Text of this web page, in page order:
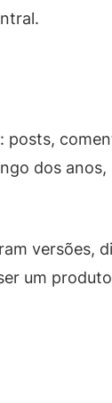
posts,
dos anos,
versões,
um